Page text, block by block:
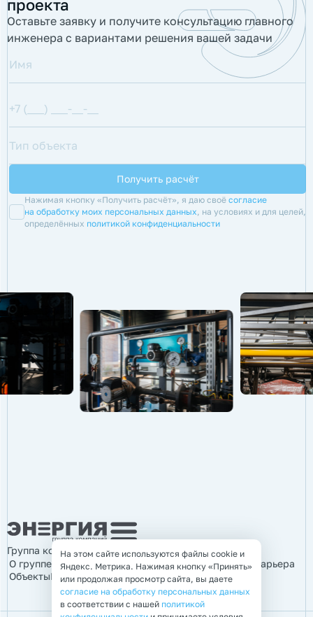
проекта
Оставьте заявку и получите консультацию главного
инженера с вариантами решения вашей задачи
Нажимая кнопку «Получить расчёт», я даю своё согласие
на обработку моих персональных данных, на условиях и для целей,
определённых политикой конфиденциальности
Группа компаний «Энергия»
О группе компанийПродукцияУслугиИнформация
Карьера
ОбъектыКонтакты
На этом сайте используются файлы cookie и
Яндекс. Метрика. Нажимая кнопку «Принять»
или продолжая просмотр сайта, вы даете
согласие на обработку персональных данных
в соответствии с нашей политикой